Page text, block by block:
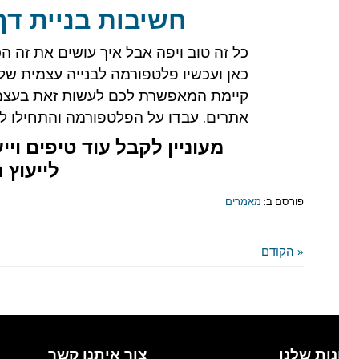
חשיבות בניית
כל זה טוב ויפה אבל איך עושים את זה
כאן ועכשיו פלטפורמה לבנייה עצמית
קיימת המאפשרת לכם לעשות זאת
אתרים. עבדו על הפלטפורמה והתחילו
מעוניין לקבל עוד טיפים
פורסם ב: מאמרים
« הקודם
שלנו צור איתנו קשר